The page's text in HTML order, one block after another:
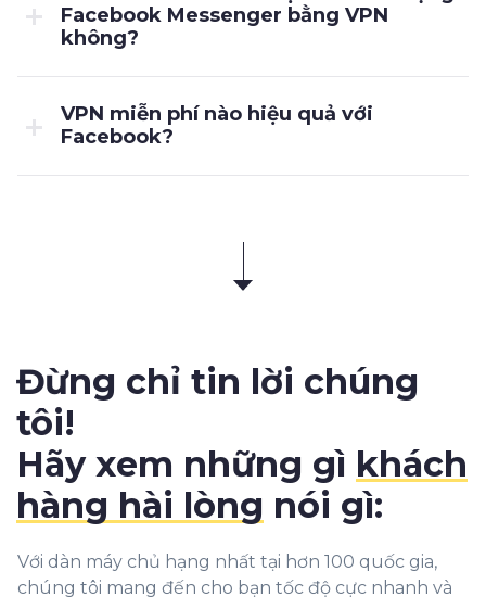
Facebook Messenger bằng VPN
không?
VPN miễn phí nào hiệu quả với
Facebook?
Đừng chỉ tin lời chúng
tôi!
Hãy xem những gì khách
hàng hài lòng nói gì:
Với dàn máy chủ hạng nhất tại hơn 100 quốc gia,
chúng tôi mang đến cho bạn tốc độ cực nhanh và